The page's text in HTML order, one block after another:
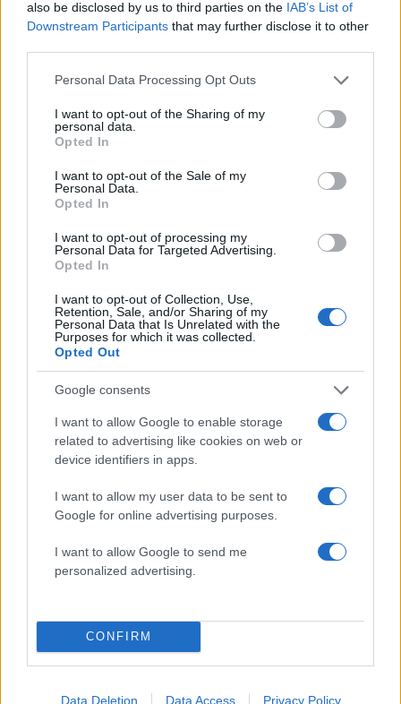
also be disclosed by us to third parties on the IAB’s List of
Downstream Participants that may further disclose it to other
Please note that this website/app uses one or more Google
not limited to your visit or usage behaviour. You may click to
grant or deny consent to Google and its third-party tags to
use your data for below specified purposes in below Google
consent section.
Personal Data Processing Opt Outs
I want to opt-out of the Sharing of my
personal data.
Opted In
I want to opt-out of the Sale of my
Personal Data.
Opted In
I want to opt-out of processing my
Personal Data for Targeted Advertising.
Opted In
I want to opt-out of Collection, Use,
Retention, Sale, and/or Sharing of my
Personal Data that Is Unrelated with the
Purposes for which it was collected.
Opted Out
Google consents
I want to allow Google to enable storage
related to advertising like cookies on web or
device identifiers in apps.
I want to allow my user data to be sent to
Google for online advertising purposes.
I want to allow Google to send me
personalized advertising.
CONFIRM
Data Deletion Data Access Privacy Policy
Κοέτζι (Ναμίμπια) – 7.40μ.
ΔΙΑΦΗΜΙΣΗ
Σχόλια
Αν τα χάσατε
Τροχαίο στις Σέρρες:
«Ξαφνικά μου ήρθε το
αυτοκίνητο, προσπάθησα
42 λεπτά
Μυστράς: 11 μήνες
αναστολή στον